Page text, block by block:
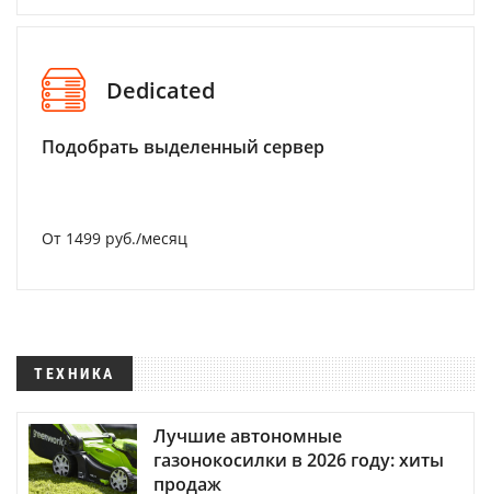
Dedicated
Подобрать выделенный сервер
От 1499 руб./месяц
ТЕХНИКА
Лучшие автономные
газонокосилки в 2026 году: хиты
продаж